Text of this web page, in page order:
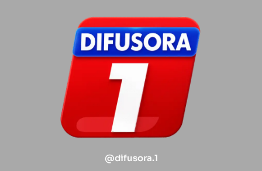
@difusora.1